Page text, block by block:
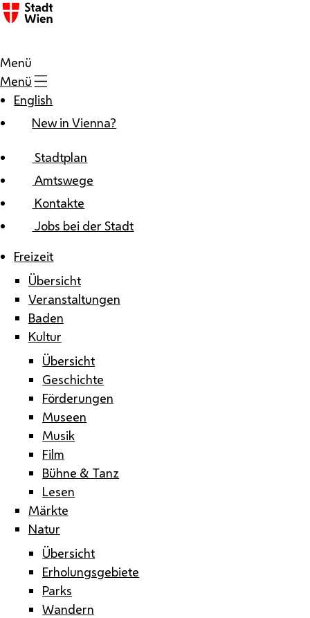
Zum Inhalt
Menü
Menü
English
New in Vienna?
Stadtplan
Amtswege
Kontakte
Jobs bei der Stadt
Freizeit
Übersicht
Veranstaltungen
Baden
Kultur
Übersicht
Geschichte
Förderungen
Museen
Musik
Film
Bühne & Tanz
Lesen
Märkte
Natur
Übersicht
Erholungsgebiete
Parks
Wandern